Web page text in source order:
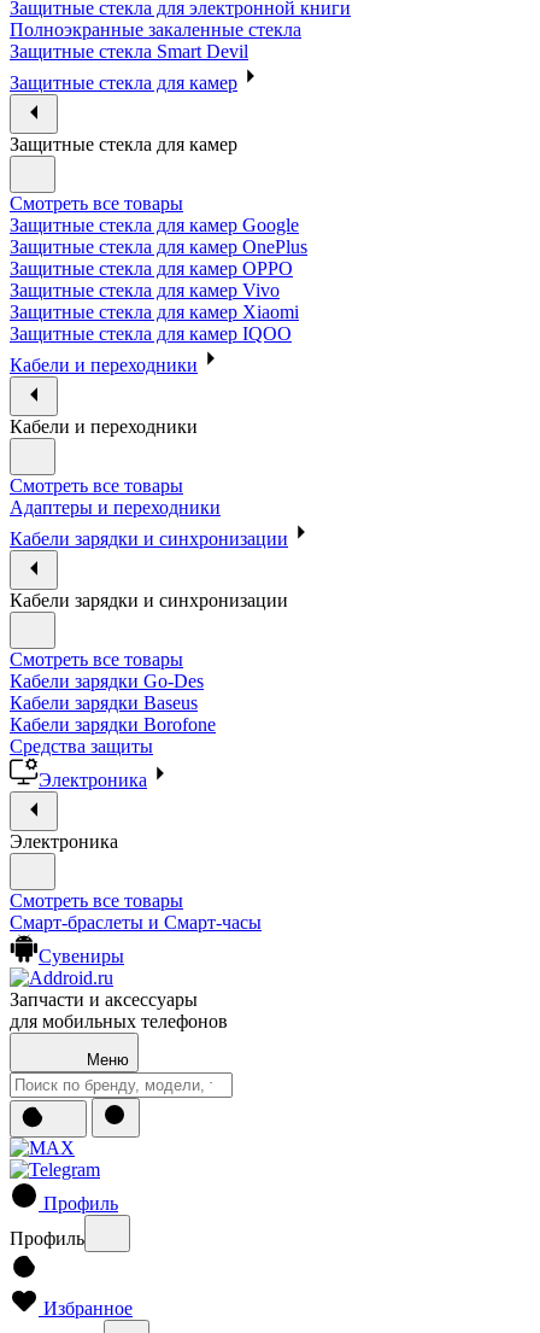
Защитные стекла для электронной книги
Полноэкранные закаленные стекла
Защитные стекла Smart Devil
Защитные стекла для камер
Защитные стекла для камер
Смотреть все товары
Защитные стекла для камер Google
Защитные стекла для камер OnePlus
Защитные стекла для камер OPPO
Защитные стекла для камер Vivo
Защитные стекла для камер Xiaomi
Защитные стекла для камер IQOO
Кабели и переходники
Кабели и переходники
Смотреть все товары
Адаптеры и переходники
Кабели зарядки и синхронизации
Кабели зарядки и синхронизации
Смотреть все товары
Кабели зарядки Go-Des
Кабели зарядки Baseus
Кабели зарядки Borofone
Средства защиты
Электроника
Электроника
Смотреть все товары
Смарт-браслеты и Смарт-часы
Сувениры
Запчасти и аксессуары
для мобильных телефонов
Меню
Профиль
Профиль
Избранное